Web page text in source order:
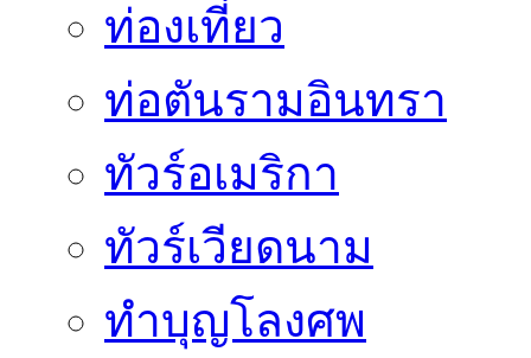
ท่องเที่ยว
ท่อตันรามอินทรา
ทัวร์อเมริกา
ทัวร์เวียดนาม
ทำบุญโลงศพ